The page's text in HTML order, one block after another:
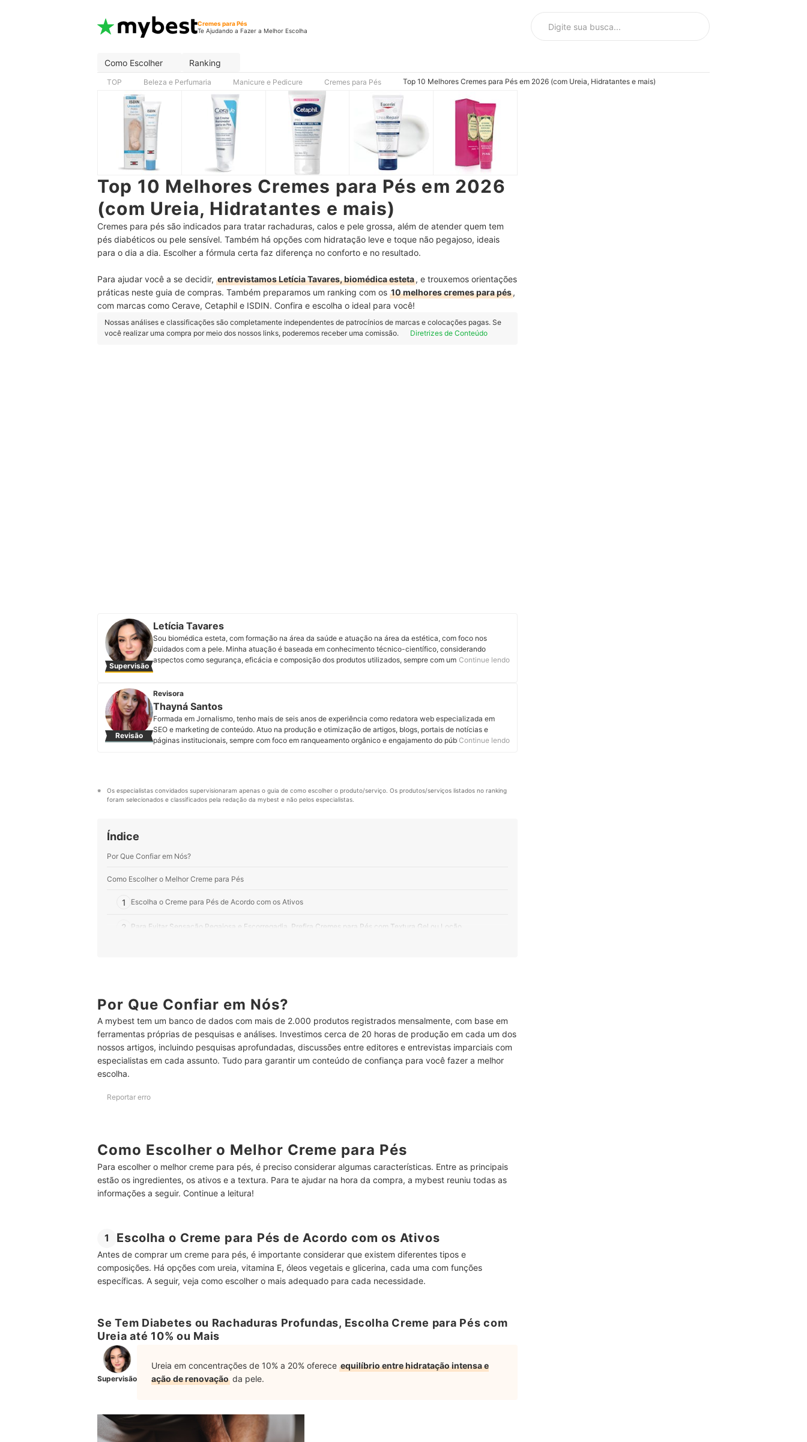
Cremes para Pés
Te Ajudando a Fazer a Melhor Escolha
Como Escolher Ranking
TOP Beleza e Perfumaria Manicure e Pedicure Cremes para Pés Top 10 Melhores Cremes para Pés em 2026 (com Ureia, Hidratantes e mais)
Top 10 Melhores Cremes para Pés em 2026
(com Ureia, Hidratantes e mais)
Cremes para pés são indicados para tratar rachaduras, calos e pele grossa, além de atender quem tem
pés diabéticos ou pele sensível. Também há opções com hidratação leve e toque não pegajoso, ideais
para o dia a dia. Escolher a fórmula certa faz diferença no conforto e no resultado.
Para ajudar você a se decidir, entrevistamos Letícia Tavares, biomédica esteta, e trouxemos orientações
práticas neste guia de compras. Também preparamos um ranking com os 10 melhores cremes para pés,
com marcas como Cerave, Cetaphil e ISDIN. Confira e escolha o ideal para você!
Nossas análises e classificações são completamente independentes de patrocínios de marcas e colocações pagas. Se
você realizar uma compra por meio dos nossos links, poderemos receber uma comissão.
Diretrizes de Conteúdo
Supervisão
Letícia Tavares
Sou biomédica esteta, com formação na área da saúde e atuação na área da estética, com foco nos
cuidados com a pele. Minha atuação é baseada em conhecimento técnico-científico, considerando
aspectos como segurança, eficácia e composição dos produtos utilizados, sempre com um olhar crítico e
Continue lendo
Revisão
Revisora
Thayná Santos
Formada em Jornalismo, tenho mais de seis anos de experiência como redatora web especializada em
SEO e marketing de conteúdo. Atuo na produção e otimização de artigos, blogs, portais de notícias e
páginas institucionais, sempre com foco em ranqueamento orgânico e engajamento do público.Continue lendo
Os especialistas convidados supervisionaram apenas o guia de como escolher o produto/serviço. Os produtos/serviços listados no ranking
foram selecionados e classificados pela redação da mybest e não pelos especialistas.
Índice
Por Que Confiar em Nós?
Como Escolher o Melhor Creme para Pés
1 Escolha o Creme para Pés de Acordo com os Ativos
2 Para Evitar Sensação Pegajosa e Escorregadia, Prefira Cremes para Pés com Textura Gel ou Loção
Pé Rachado É Sinal de Diabetes?
Qual Falta de Vitamina Causa Rachaduras nos Pés?
Que Tipo de Doença Faz Rachar os Pés?
Que Tipo de Rachadura É Perigosa?
Por Que Confiar em Nós?
A mybest tem um banco de dados com mais de 2.000 produtos registrados mensalmente, com base em
ferramentas próprias de pesquisas e análises. Investimos cerca de 20 horas de produção em cada um dos
nossos artigos, incluindo pesquisas aprofundadas, discussões entre editores e entrevistas imparciais com
especialistas em cada assunto. Tudo para garantir um conteúdo de confiança para você fazer a melhor
escolha.
Reportar erro
Como Escolher o Melhor Creme para Pés
Para escolher o melhor creme para pés, é preciso considerar algumas características. Entre as principais
estão os ingredientes, os ativos e a textura. Para te ajudar na hora da compra, a mybest reuniu todas as
informações a seguir. Continue a leitura!
1 Escolha o Creme para Pés de Acordo com os Ativos
Antes de comprar um creme para pés, é importante considerar que existem diferentes tipos e
composições. Há opções com ureia, vitamina E, óleos vegetais e glicerina, cada uma com funções
específicas. A seguir, veja como escolher o mais adequado para cada necessidade.
Se Tem Diabetes ou Rachaduras Profundas, Escolha Creme para Pés com
Ureia até 10% ou Mais
Supervisão
Ureia em concentrações de 10% a 20% oferece equilíbrio entre hidratação intensa e
ação de renovação da pele.